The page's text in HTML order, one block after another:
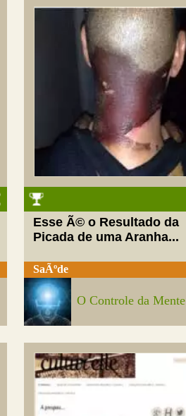
Esse Ã© o Resultado da
Picada de uma Aranha...
SaÃºde
O Controle da Mente